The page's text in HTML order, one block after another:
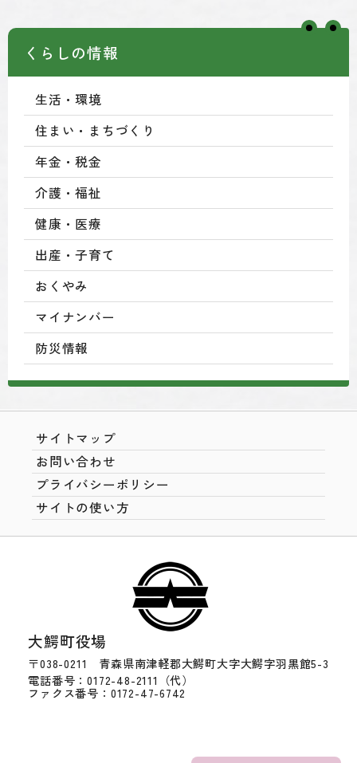
くらしの情報
生活・環境
住まい・まちづくり
年金・税金
介護・福祉
健康・医療
出産・子育て
おくやみ
マイナンバー
防災情報
サイトマップ
お問い合わせ
プライバシーポリシー
サイトの使い方
大鰐町役場
〒038-0211 青森県南津軽郡大鰐町大字大鰐字羽黒館5-3
電話番号：0172-48-2111（代）
ファクス番号：0172-47-6742